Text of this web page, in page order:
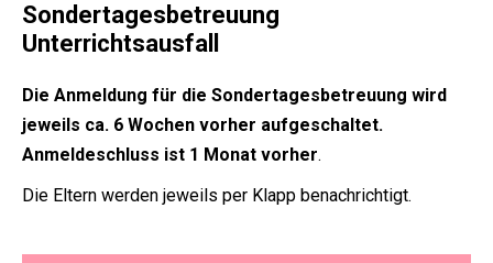
Sondertagesbetreuung
Unterrichtsausfall
Die Anmeldung für die Sondertagesbetreuung wird
jeweils ca. 6 Wochen vorher aufgeschaltet.
Anmeldeschluss ist 1 Monat vorher.
Die Eltern werden jeweils per Klapp benachrichtigt.